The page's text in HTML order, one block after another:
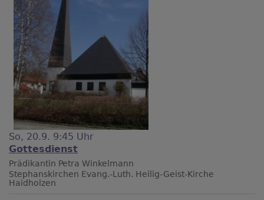
So, 20.9. 9:45 Uhr
Gottesdienst
Prädikantin Petra Winkelmann
Stephanskirchen Evang.-Luth. Heilig-Geist-Kirche
Haidholzen